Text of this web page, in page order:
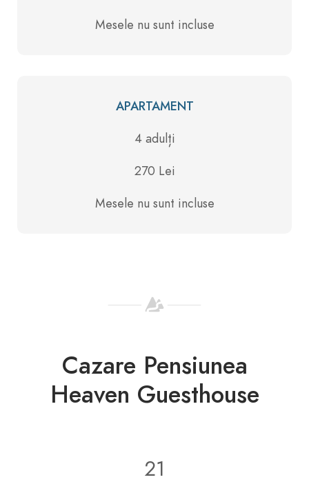
Mesele nu sunt incluse
APARTAMENT
4 adulți
270 Lei
Mesele nu sunt incluse
Cazare Pensiunea
Heaven Guesthouse
21